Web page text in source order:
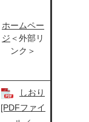
ホームペー
ジ ＜外部リ
ンク＞
しおり
[PDFファイ